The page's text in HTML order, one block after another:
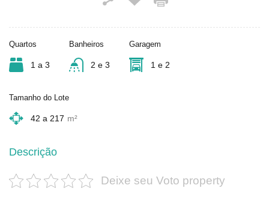
Quartos
1 a 3
Banheiros
2 e 3
Garagem
1 e 2
Tamanho do Lote
42 a 217 m²
Descrição
Deixe seu Voto property